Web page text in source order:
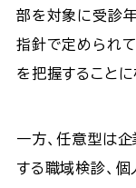
部を対象に受診
指針で定められ
を把握することに
一方、任意型は
する職域検診、